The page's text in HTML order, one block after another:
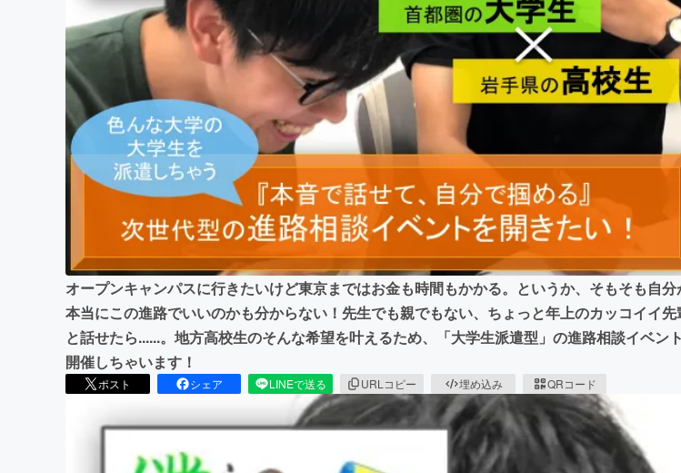
ビジネス・起業 チャレンジ
まちづくり・地域活性化
CAMPFIRE for Social Good
CAMPFIREふるさと納税machi-ya
オープンキャンパスに行きたいけど東京まではお金も時間もかかる。というか、そもそも自分
本当にこの進路でいいのかも分からない！先生でも親でもない、ちょっと年上のカッコイイ先
と話せたら......。地方高校生のそんな希望を叶えるため、「大学生派遣型」の進路相談イベン
開催しちゃいます！
ポスト シェア LINEで送る URLコピー 埋め込み QRコード